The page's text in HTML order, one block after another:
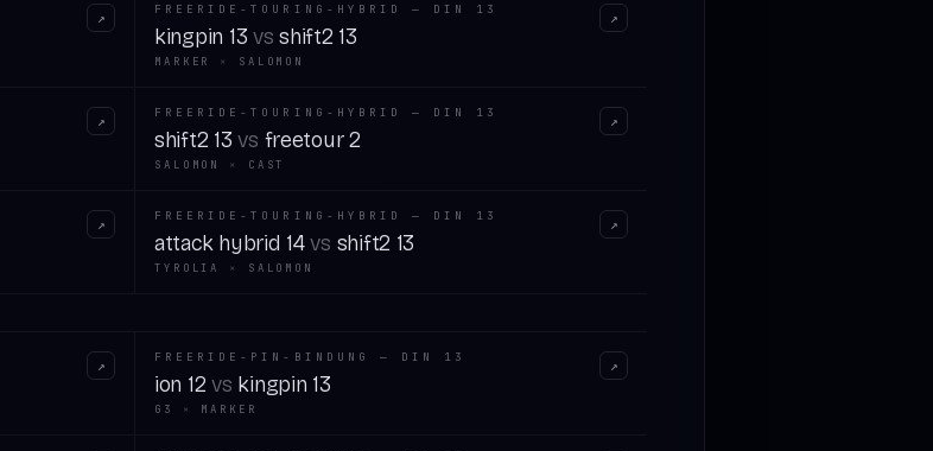
↗
FREERIDE-TOURING-HYBRID — DIN 13
kingpin 13 vs shift2 13
MARKER × SALOMON
↗
↗
FREERIDE-TOURING-HYBRID — DIN 13
shift2 13 vs freetour 2
SALOMON × CAST
↗
↗
FREERIDE-TOURING-HYBRID — DIN 13
attack hybrid 14 vs shift2 13
TYROLIA × SALOMON
↗
↗
FREERIDE-PIN-BINDUNG — DIN 13
ion 12 vs kingpin 13
G3 × MARKER
↗